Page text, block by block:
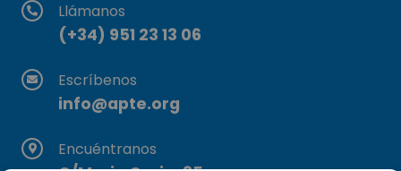
Llámanos
(+34) 951 23 13 06
Escríbenos
info@apte.org
Encuéntranos